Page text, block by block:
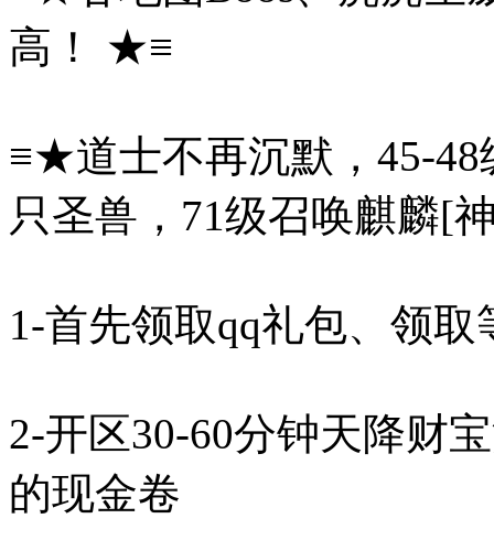
高！ ★≡
≡★道士不再沉默，45-48
只圣兽，71级召唤麒麟[
1-首先领取qq礼包、领
2-开区30-60分钟天降财
的现金卷